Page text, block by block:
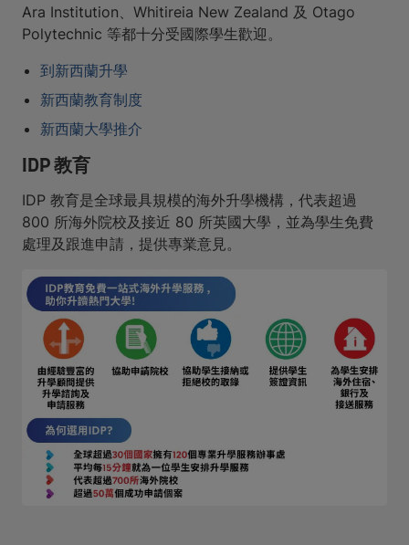
Ara Institution、Whitireia New Zealand 及 Otago
Polytechnic 等都十分受國際學生歡迎。
到新西蘭升學
新西蘭教育制度
新西蘭大學推介
IDP 教育
IDP 教育是全球最具規模的海外升學機構，代表超過
800 所海外院校及接近 80 所英國大學，並為學生免費
處理及跟進申請，提供專業意見。